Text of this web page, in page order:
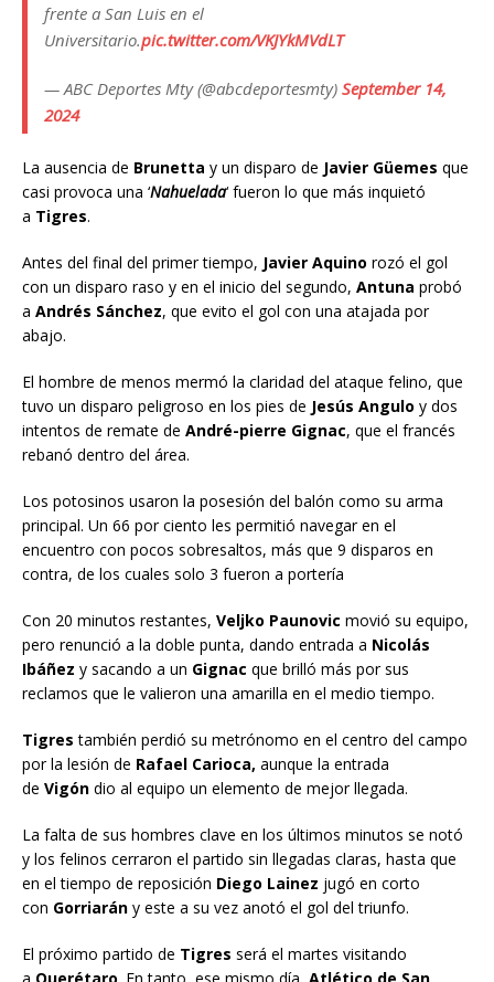
frente a San Luis en el
Universitario.pic.twitter.com/VKJYkMVdLT
— ABC Deportes Mty (@abcdeportesmty) September 14,
2024
La ausencia de Brunetta y un disparo de Javier Güemes que
casi provoca una ‘Nahuelada‘ fueron lo que más inquietó
a Tigres.
Antes del final del primer tiempo, Javier Aquino rozó el gol
con un disparo raso y en el inicio del segundo, Antuna probó
a Andrés Sánchez, que evito el gol con una atajada por
abajo.
El hombre de menos mermó la claridad del ataque felino, que
tuvo un disparo peligroso en los pies de Jesús Angulo y dos
intentos de remate de André-pierre Gignac, que el francés
rebanó dentro del área.
Los potosinos usaron la posesión del balón como su arma
principal. Un 66 por ciento les permitió navegar en el
encuentro con pocos sobresaltos, más que 9 disparos en
contra, de los cuales solo 3 fueron a portería
Con 20 minutos restantes, Veljko Paunovic movió su equipo,
pero renunció a la doble punta, dando entrada a Nicolás
Ibáñez y sacando a un Gignac que brilló más por sus
reclamos que le valieron una amarilla en el medio tiempo.
Tigres también perdió su metrónomo en el centro del campo
por la lesión de Rafael Carioca, aunque la entrada
de Vigón dio al equipo un elemento de mejor llegada.
La falta de sus hombres clave en los últimos minutos se notó
y los felinos cerraron el partido sin llegadas claras, hasta que
en el tiempo de reposición Diego Lainez jugó en corto
con Gorriarán y este a su vez anotó el gol del triunfo.
El próximo partido de Tigres será el martes visitando